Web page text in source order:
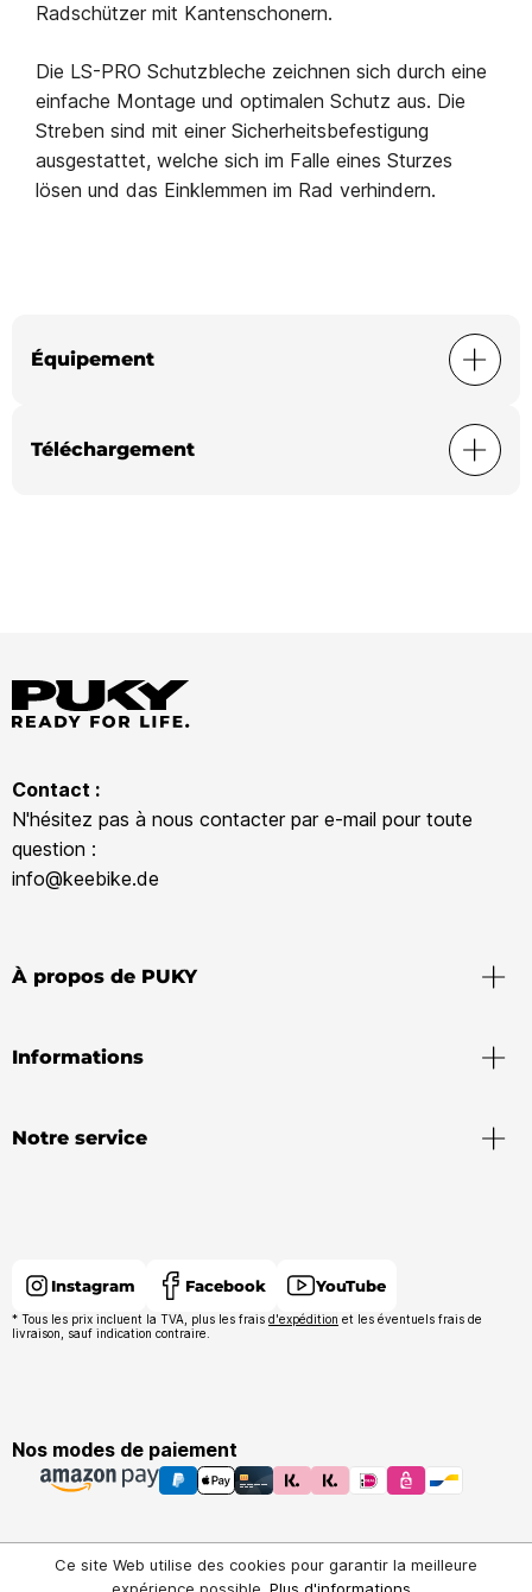
Radschützer mit Kantenschonern.
Die LS-PRO Schutzbleche zeichnen sich durch eine
einfache Montage und optimalen Schutz aus. Die
Streben sind mit einer Sicherheitsbefestigung
ausgestattet, welche sich im Falle eines Sturzes
lösen und das Einklemmen im Rad verhindern.
Équipement
Téléchargement
Contact :
N'hésitez pas à nous contacter par e-mail pour toute
question :
info@keebike.de
À propos de PUKY
Informations
Notre service
Instagram Facebook YouTube
* Tous les prix incluent la TVA, plus les frais d'expédition et les éventuels frais de
livraison, sauf indication contraire.
Nos modes de paiement
Ce site Web utilise des cookies pour garantir la meilleure